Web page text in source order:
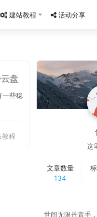
建站教程 活动分享
盘
教程
这
文章数量
134
世间无限丹青手